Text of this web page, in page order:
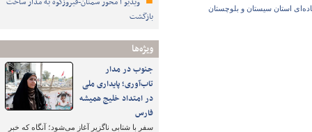
بازگشت
ویژه‌ها
جنوب در مدار
تاب‌آوری؛ پایداری ملی
در امتداد خلیج همیشه
فارس
سفر با شتابی ناگزیر آغاز می‌شود؛ آنگاه که خبر
استان سیستان و بلوچستان